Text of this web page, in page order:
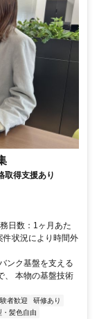
取得支援あり
日数：1ヶ月あた
状況により時間外
ンク基盤を支える
、 本物の基盤技術
者歓迎
研修あり
・髪色自由